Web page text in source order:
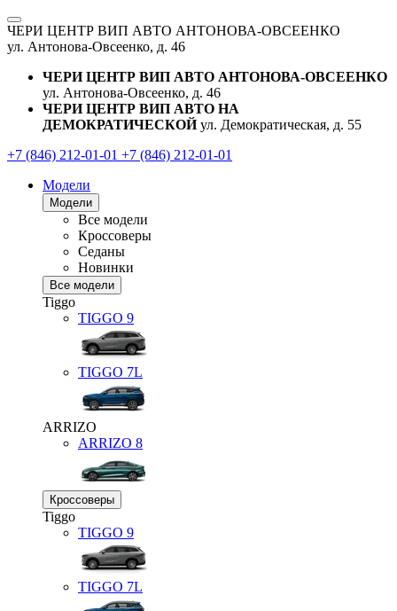
ЧЕРИ ЦЕНТР ВИП АВТО АНТОНОВА-ОВСЕЕНКО
ул. Антонова-Овсеенко, д. 46
ЧЕРИ ЦЕНТР ВИП АВТО АНТОНОВА-ОВСЕЕНКО
ул. Антонова-Овсеенко, д. 46
ЧЕРИ ЦЕНТР ВИП АВТО НА
ДЕМОКРАТИЧЕСКОЙ ул. Демократическая, д. 55
+7 (846) 212-01-01 +7 (846) 212-01-01
Модели
Модели
Все модели
Кроссоверы
Седаны
Новинки
Все модели
Tiggo
TIGGO 9
TIGGO 7L
ARRIZO
ARRIZO 8
Кроссоверы
Tiggo
TIGGO 9
TIGGO 7L